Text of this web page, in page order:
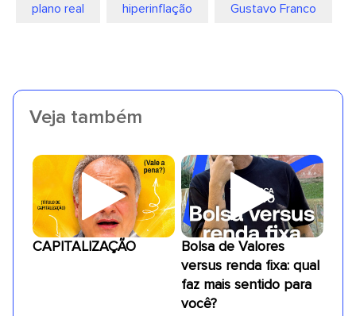
plano real hiperinflação Gustavo Franco
Veja também
CAPITALIZAÇÃO
Bolsa de Valores
versus renda fixa: qual
faz mais sentido para
você?